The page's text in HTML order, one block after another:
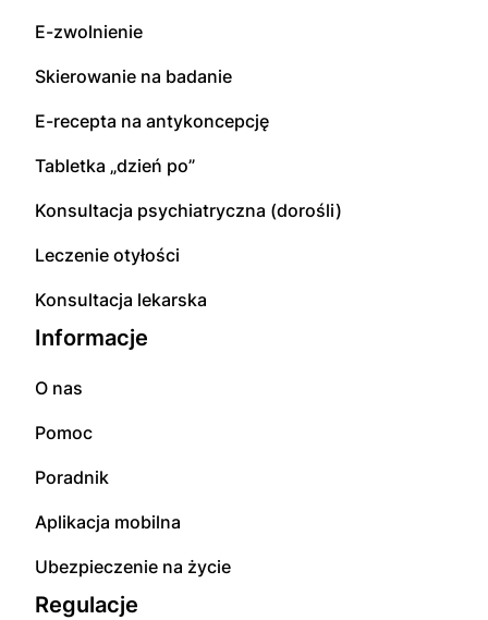
E-zwolnienie
Skierowanie na badanie
E-recepta na antykoncepcję
Tabletka „dzień po”
Konsultacja psychiatryczna (dorośli)
Leczenie otyłości
Konsultacja lekarska
Informacje
O nas
Pomoc
Poradnik
Aplikacja mobilna
Ubezpieczenie na życie
Regulacje